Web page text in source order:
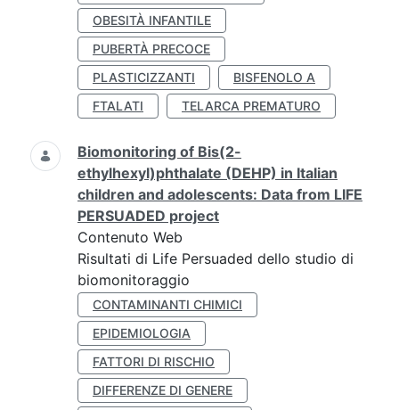
OBESITÀ INFANTILE
PUBERTÀ PRECOCE
PLASTICIZZANTI
BISFENOLO A
FTALATI
TELARCA PREMATURO
Biomonitoring of Bis(2-
ethylhexyl)phthalate (DEHP) in Italian
children and adolescents: Data from LIFE
PERSUADED project
Contenuto Web
Risultati di Life Persuaded dello studio di
biomonitoraggio
CONTAMINANTI CHIMICI
EPIDEMIOLOGIA
FATTORI DI RISCHIO
DIFFERENZE DI GENERE